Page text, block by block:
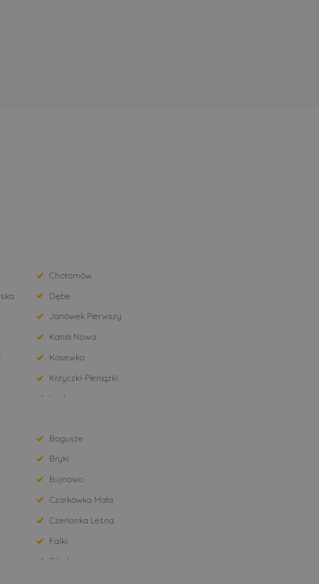
Chotomów
Dębe
Janówek Pierwszy
Kania Nowa
Kosewko
Krzyczki-Pieniążki
Łacha
Nowe Orzechowo
Olszewnica Stara
Pomiechówek
Radzymin
Stanisławów Drugi
Warszawa
Wólka Kikolska
Bogusze
Bryki
Bujnowo
Czarkówka Mała
Czerlonka Leśna
Falki
Górskie